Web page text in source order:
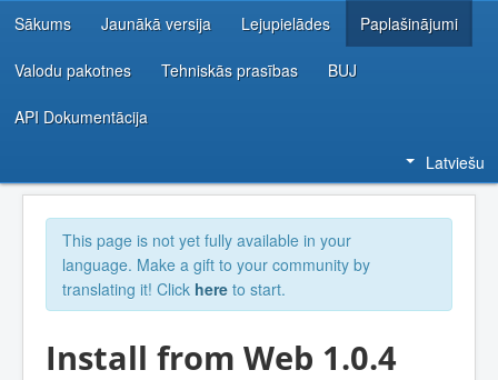
IZSTRĀDĀTĀJU RESURSI
Sākums Jaunākā versija Lejupielādes Paplašinājumi
Valodu pakotnes Tehniskās prasības BUJ
API Dokumentācija
Latviešu
This page is not yet fully available in your
language. Make a gift to your community by
translating it! Click here to start.
Install from Web 1.0.4